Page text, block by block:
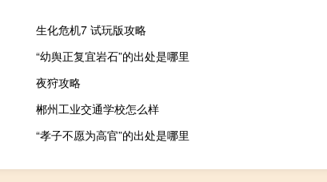
生化危机7 试玩版攻略
“幼舆正复宜岩石”的出处是哪里
夜狩攻略
郴州工业交通学校怎么样
“孝子不愿为高官”的出处是哪里